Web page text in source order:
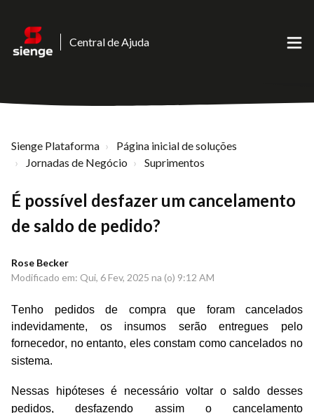
Central de Ajuda
Sienge Plataforma
Página inicial de soluções
Jornadas de Negócio
Suprimentos
É possível desfazer um cancelamento
de saldo de pedido?
Rose Becker
Modificado em: Qui, 6 Fev, 2025 na (o) 9:12 AM
Tenho pedidos de compra que foram cancelados
indevidamente, os insumos serão entregues pelo
fornecedor, no entanto, eles constam como cancelados no
sistema.
Nessas hipóteses é necessário voltar o saldo desses
pedidos, desfazendo assim o cancelamento